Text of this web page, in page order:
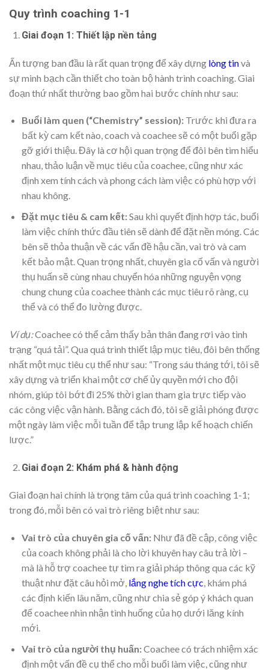
Quy trình coaching 1-1
Giai đoạn 1: Thiết lập nền tảng
Ấn tượng ban đầu là rất quan trọng để xây dựng lòng tinvà
sự minh bạch cần thiết cho toàn bộ hành trình coaching. Giai
đoạn thứ nhất thường bao gồm hai bước chính như sau:
Buổi làm quen (“Chemistry” session):Trước khi đưa ra
bất kỳ cam kết nào, coach và coachee sẽ có một buổi gặp
gỡ giới thiệu. Đây là cơ hội quan trọng để đôi bên tìm hiểu
nhau, thảo luận về mục tiêu của coachee, cũng như xác
định xem tính cách và phong cách làm việc có phù hợp với
nhau không.
Đặt mục tiêu & cam kết:Sau khi quyết định hợp tác, buổi
làm việc chính thức đầu tiên sẽ dành để đặt nền móng. Các
bên sẽ thỏa thuận về các vấn đề hậu cần, vai trò và cam
kết bảo mật. Quan trọng nhất, chuyên gia cố vấn và người
thụ huấn sẽ cùng nhau chuyển hóa những nguyện vọng
chung chung của coachee thành các mục tiêu rõ ràng, cụ
thể và có thể đo lường được.
Ví dụ:Coachee có thể cảm thấy bản thân đang rơi vào tình
trạng “quá tải”. Qua quá trình thiết lập mục tiêu, đôi bên thống
nhất một mục tiêu cụ thể như sau: “Trong sáu tháng tới, tôi sẽ
xây dựng và triển khai một cơ chế ủy quyền mới cho đội
nhóm, giúp tôi bớt đi 25% thời gian tham gia trực tiếp vào
các công việc vận hành. Bằng cách đó, tôi sẽ giải phóng được
một ngày làm việc mỗi tuần để tập trung lập kế hoạch chiến
lược.”
Giai đoạn 2: Khám phá & hành động
Giai đoạn hai chính là trọng tâm của quá trình coaching 1-1;
trong đó, mỗi bên có vai trò riêng biệt như sau:
Vai trò của chuyên gia cố vấn:Như đã đề cập, công việc
của coach không phải là cho lời khuyên hay câu trả lời –
mà là hỗ trợ coachee tự tìm ra giải pháp thông qua các kỹ
thuật như đặt câu hỏi mở, lắng nghe tích cực, khám phá
các định kiến lâu năm, cũng như chia sẻ góp ý khách quan
để coachee nhìn nhận tình huống của họ dưới lăng kính
mới.
Vai trò của người thụ huấn:Coachee có trách nhiệm xác
định một vấn đề cụ thể cho mỗi buổi làm việc, cũng như